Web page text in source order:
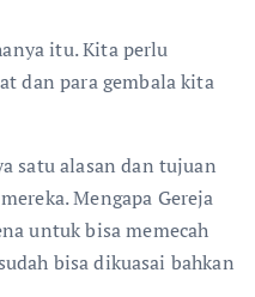
itu. Kita perlu
dan para gembala kita
satu alasan dan tujuan
Mengapa Gereja
untuk bisa memecah
bisa dikuasai bahkan